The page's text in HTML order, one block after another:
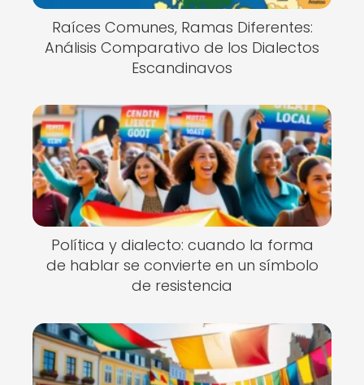
Raíces Comunes, Ramas Diferentes:
Análisis Comparativo de los Dialectos
Escandinavos
Política y dialecto: cuando la forma
de hablar se convierte en un símbolo
de resistencia